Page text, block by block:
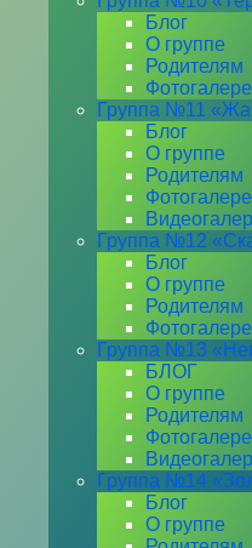
Блог
О группе
Родителям
Группа №11
Блог
О группе
Родителям
Группа №12
Блог
О группе
Родителям
Группа №13
БЛОГ
О группе
Родителям
Группа №14
Блог
О группе